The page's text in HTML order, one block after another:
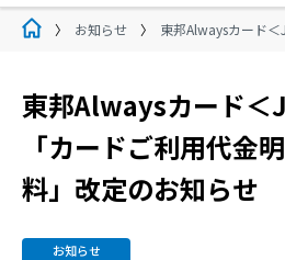
お知らせ 東邦Alwaysカード
東邦Alwaysカード＜
「カードご利用代金
料」改定のお知らせ
お知らせ